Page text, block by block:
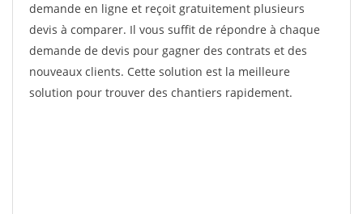
demande en ligne et reçoit gratuitement plusieurs
devis à comparer. Il vous suffit de répondre à chaque
demande de devis pour gagner des contrats et des
nouveaux clients. Cette solution est la meilleure
solution pour trouver des chantiers rapidement.